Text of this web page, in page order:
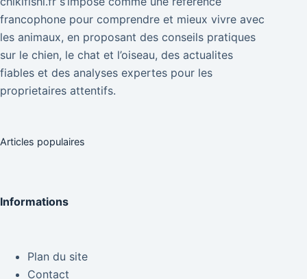
francophone pour comprendre et mieux vivre avec
les animaux, en proposant des conseils pratiques
sur le chien, le chat et l’oiseau, des actualites
fiables et des analyses expertes pour les
proprietaires attentifs.
Articles populaires
Informations
Plan du site
Contact